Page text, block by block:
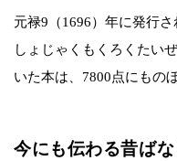
元禄9（1696）年に発行
しょじゃくもくろくたい
いた本は、7800点にもの
今にも伝わる昔ば